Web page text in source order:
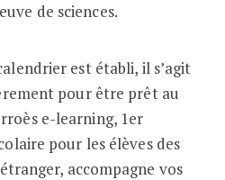
de sciences.
est établi, il s’agit
pour être prêt au
e-learning, 1er
pour les élèves des
accompagne vos